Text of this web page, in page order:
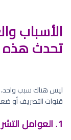
الأسباب
تحدث هذه
ليس هناك سبب واحد،
قنوات التصريف أو
1. العوامل التشريحية والوراثية: